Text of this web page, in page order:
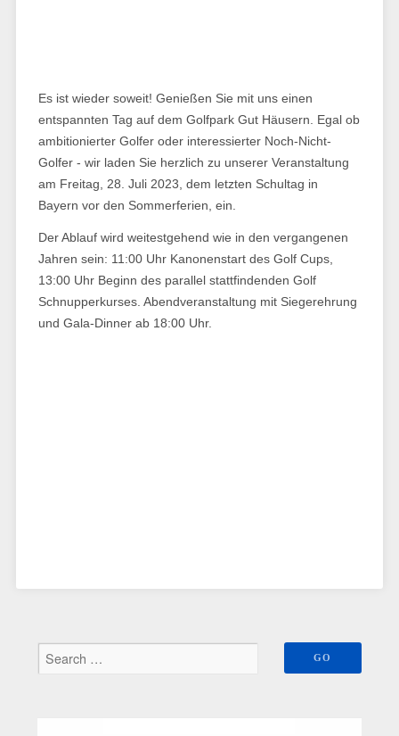
Es ist wieder soweit! Genießen Sie mit uns einen
entspannten Tag auf dem Golfpark Gut Häusern. Egal ob
ambitionierter Golfer oder interessierter Noch-Nicht-
Golfer - wir laden Sie herzlich zu unserer Veranstaltung
am Freitag, 28. Juli 2023, dem letzten Schultag in
Bayern vor den Sommerferien, ein.
Der Ablauf wird weitestgehend wie in den vergangenen
Jahren sein: 11:00 Uhr Kanonenstart des Golf Cups,
13:00 Uhr Beginn des parallel stattfindenden Golf
Schnupperkurses. Abend­veranstaltung mit Siegerehrung
und Gala-Dinner ab 18:00 Uhr.